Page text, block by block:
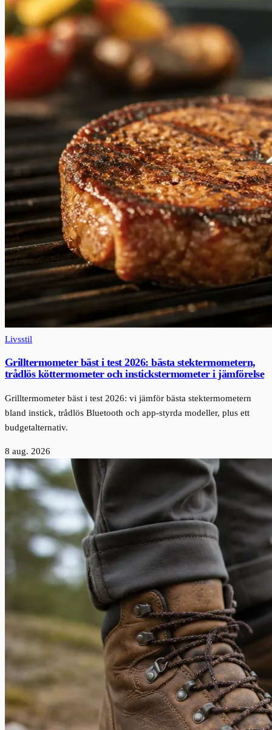
Livsstil
Grilltermometer bäst i test 2026: bästa stektermometern,
trådlös köttermometer och instickstermometer i jämförelse
Grilltermometer bäst i test 2026: vi jämför bästa stektermometern
bland instick, trådlös Bluetooth och app-styrda modeller, plus ett
budgetalternativ.
8 aug. 2026